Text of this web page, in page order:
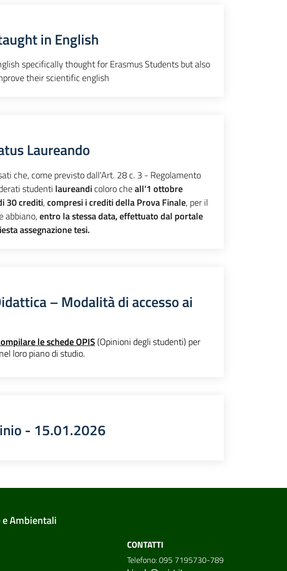
in English
specifically thought for Erasmus Students but also
their scientific english
Laureando
che, come previsto dall'Art. 28 c. 3 - Regolamento
studenti laureandicoloro cheall’1 ottobre
30 crediti,compresi i crediti della Prova Finale, per il
abbiano,entro la stessa data, effettuato dal portale
assegnazione tesi.
– Modalità di accesso ai
le schede OPIS (Opinioni degli studenti) per
loro piano di studio.
- 15.01.2026
Ambientali
CONTATTI
Telefono: 095 7195730-789